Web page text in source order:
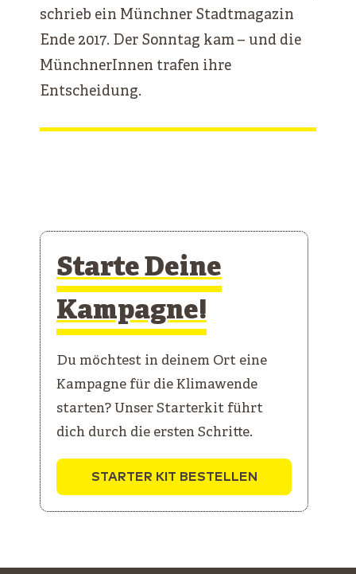
schrieb ein Münchner Stadtmagazin
Ende 2017. Der Sonntag kam – und die
MünchnerInnen trafen ihre
Entscheidung.
Starte Deine
Kampagne!
Du möchtest in deinem Ort eine
Kampagne für die Klimawende
starten? Unser Starterkit führt
dich durch die ersten Schritte.
STARTER KIT BESTELLEN